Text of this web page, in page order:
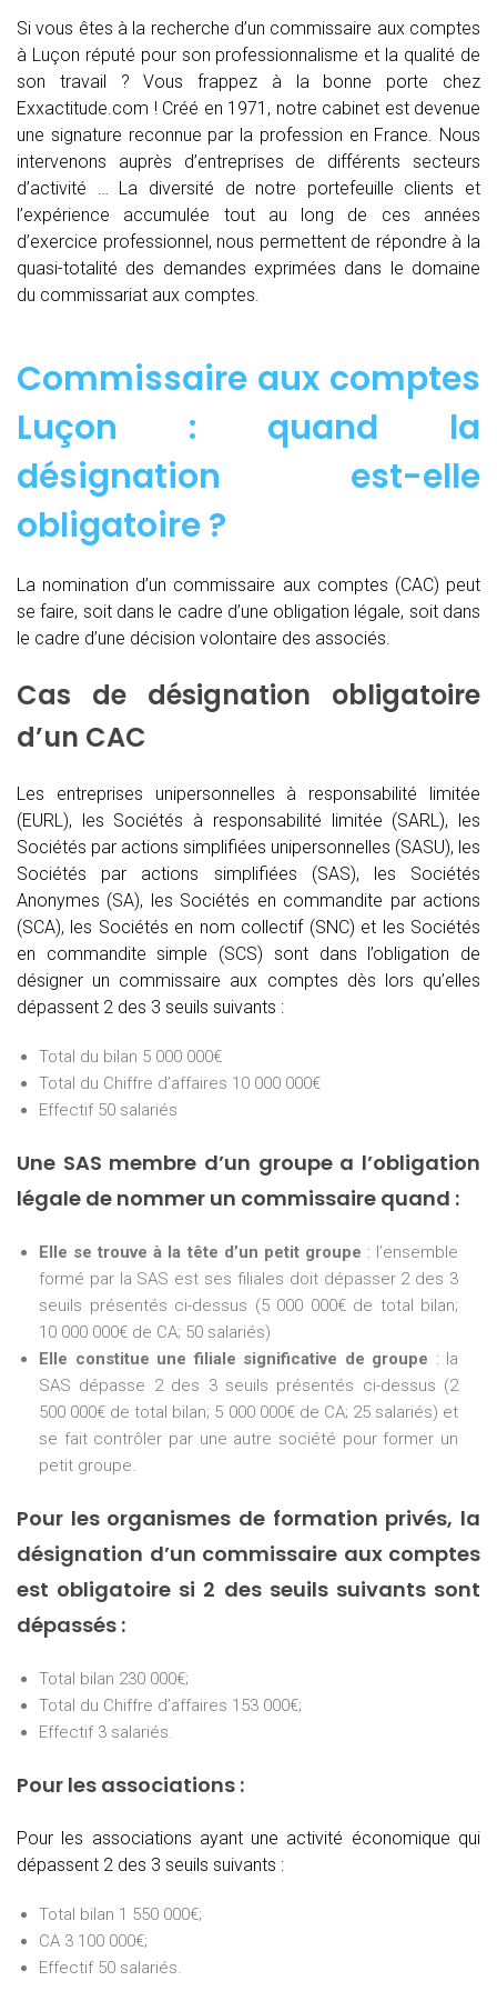
Si vous êtes à la recherche d’un commissaire aux comptes
à Luçon réputé pour son professionnalisme et la qualité de
son travail ? Vous frappez à la bonne porte chez
Exxactitude.com ! Créé en 1971, notre cabinet est devenue
une signature reconnue par la profession en France. Nous
intervenons auprès d’entreprises de différents secteurs
d’activité … La diversité de notre portefeuille clients et
l’expérience accumulée tout au long de ces années
d’exercice professionnel, nous permettent de répondre à la
quasi-totalité des demandes exprimées dans le domaine
du commissariat aux comptes.
Commissaire aux comptes
Luçon : quand la
désignation est-elle
obligatoire ?
La nomination d’un commissaire aux comptes (CAC) peut
se faire, soit dans le cadre d’une obligation légale, soit dans
le cadre d’une décision volontaire des associés.
Cas de désignation obligatoire
d’un CAC
Les entreprises unipersonnelles à responsabilité limitée
(EURL), les Sociétés à responsabilité limitée (SARL), les
Sociétés par actions simplifiées unipersonnelles (SASU), les
Sociétés par actions simplifiées (SAS), les Sociétés
Anonymes (SA), les Sociétés en commandite par actions
(SCA), les Sociétés en nom collectif (SNC) et les Sociétés
en commandite simple (SCS) sont dans l’obligation de
désigner un commissaire aux comptes dès lors qu’elles
dépassent 2 des 3 seuils suivants :
Total du bilan 5 000 000€
Total du Chiffre d’affaires 10 000 000€
Effectif 50 salariés
Une SAS membre d’un groupe a l’obligation
légale de nommer un commissaire quand :
Elle se trouve à la tête d’un petit groupe : l’ensemble
formé par la SAS est ses filiales doit dépasser 2 des 3
seuils présentés ci-dessus (5 000 000€ de total bilan;
10 000 000€ de CA; 50 salariés)
Elle constitue une filiale significative de groupe : la
SAS dépasse 2 des 3 seuils présentés ci-dessus (2
500 000€ de total bilan; 5 000 000€ de CA; 25 salariés) et
se fait contrôler par une autre société pour former un
petit groupe.
Pour les organismes de formation privés, la
désignation d’un commissaire aux comptes
est obligatoire si 2 des seuils suivants sont
dépassés :
Total bilan 230 000€;
Total du Chiffre d’affaires 153 000€;
Effectif 3 salariés.
Pour les associations :
Pour les associations ayant une activité économique qui
dépassent 2 des 3 seuils suivants :
Total bilan 1 550 000€;
CA 3 100 000€;
Effectif 50 salariés.